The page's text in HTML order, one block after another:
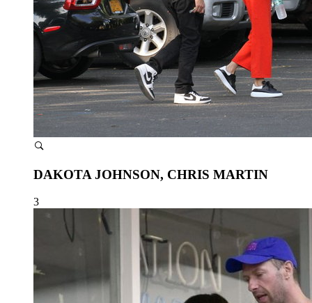
DAKOTA JOHNSON, CHRIS MARTIN
3